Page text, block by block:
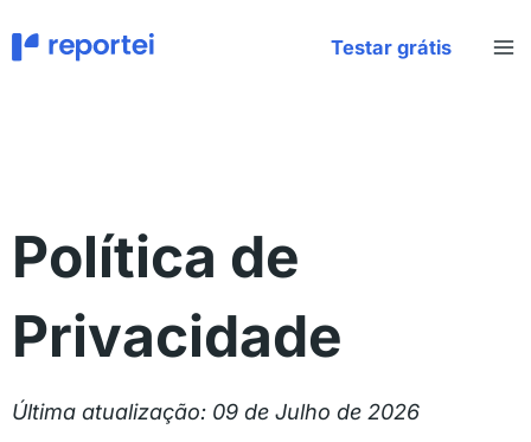
para
Testar grátis
Política de
Privacidade
Última atualização: 09 de Julho de 2026